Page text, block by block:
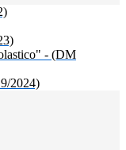
- (DM
2024)